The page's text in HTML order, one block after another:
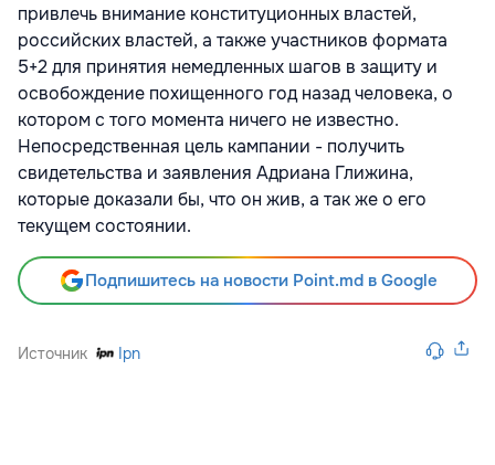
привлечь внимание конституционных властей,
российских властей, а также участников формата
5+2 для принятия немедленных шагов в защиту и
освобождение похищенного год назад человека, о
котором с того момента ничего не известно.
Непосредственная цель кампании - получить
свидетельства и заявления Адриана Глижина,
которые доказали бы, что он жив, а так же о его
текущем состоянии.
Подпишитесь на новости Point.md в Google
Источник Ipn